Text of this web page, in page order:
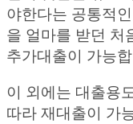
야한다는 공통적
을 얼마를 받던 처
추가대출이 가능
이 외에는 대출용
따라 재대출이 가